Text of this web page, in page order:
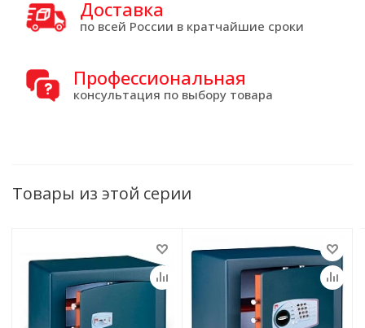
Доставка
по всей России в кратчайшие сроки
Профессиональная
консультация по выбору товара
Товары из этой серии